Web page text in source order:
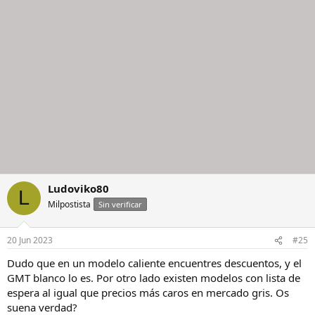
L Ludoviko80
Milpostista Sin verificar
20 Jun 2023 #25
Dudo que en un modelo caliente encuentres descuentos, y el
GMT blanco lo es. Por otro lado existen modelos con lista de
espera al igual que precios más caros en mercado gris. Os
suena verdad?